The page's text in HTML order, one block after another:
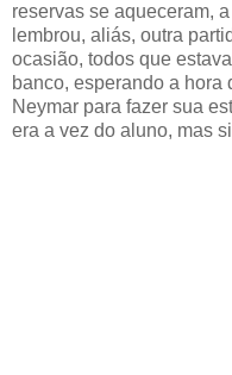
reservas se aqueceram,
lembrou, aliás, outra
ocasião, todos que
banco, esperando a hora
Neymar para fazer sua
era a vez do aluno, mas